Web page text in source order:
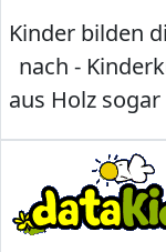
Kinder bilden
nach -
aus Holz